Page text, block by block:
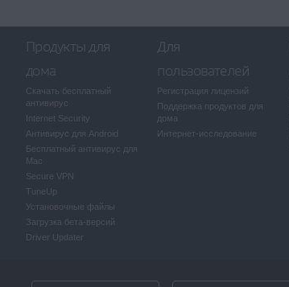
Продукты для
дома
Скачать бесплатный
антивирус
Internet Security
Антивирус для Android
Бесплатный антивирус для
Mac
Secure VPN
TuneUp
Установочные файлы
Загрузка бета-версий
Driver Updater
Для
пользователей
Регистрация лицензий
Поддержка продуктов для
дома
Интернет-исследование